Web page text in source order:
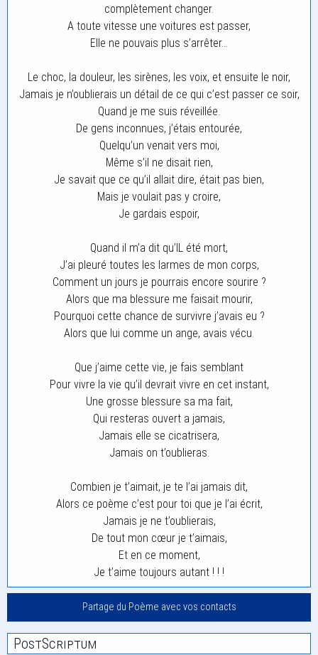
complètement changer.
A toute vitesse une voitures est passer,
Elle ne pouvais plus s’arrêter…
Le choc, la douleur, les sirènes, les voix, et ensuite le noir,
Jamais je n’oublierais un détail de ce qui c’est passer ce soir,
Quand je me suis réveillée.
De gens inconnues, j’étais entourée,
Quelqu’un venait vers moi,
Même s’il ne disait rien,
Je savait que ce qu’il allait dire, était pas bien,
Mais je voulait pas y croire,
Je gardais espoir,
Quand il m’a dit qu’IL été mort,
J’ai pleuré toutes les larmes de mon corps,
Comment un jours je pourrais encore sourire ?
Alors que ma blessure me faisait mourir,
Pourquoi cette chance de survivre j’avais eu ?
Alors que lui comme un ange, avais vécu.
Que j’aime cette vie, je fais semblant
Pour vivre la vie qu’il devrait vivre en cet instant,
Une grosse blessure sa ma fait,
Qui resteras ouvert a jamais,
Jamais elle se cicatrisera,
Jamais on t’oublieras.
Combien je t’aimait, je te l’ai jamais dit,
Alors ce poème c’est pour toi que je l’ai écrit,
Jamais je ne t’oublierais,
De tout mon cœur je t’aimais,
Et en ce moment,
Je t’aime toujours autant ! ! !
Partage du Poème avec vos contacts
PostScriptum